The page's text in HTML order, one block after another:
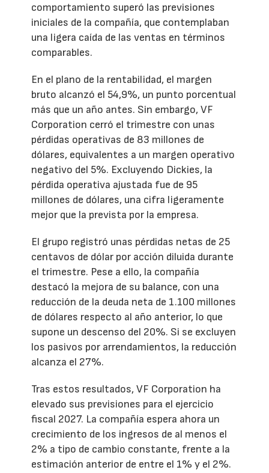
comportamiento superó las previsiones
iniciales de la compañía, que contemplaban
una ligera caída de las ventas en términos
comparables.
En el plano de la rentabilidad, el margen
bruto alcanzó el 54,9%, un punto porcentual
más que un año antes. Sin embargo, VF
Corporation cerró el trimestre con unas
pérdidas operativas de 83 millones de
dólares, equivalentes a un margen operativo
negativo del 5%. Excluyendo Dickies, la
pérdida operativa ajustada fue de 95
millones de dólares, una cifra ligeramente
mejor que la prevista por la empresa.
El grupo registró unas pérdidas netas de 25
centavos de dólar por acción diluida durante
el trimestre. Pese a ello, la compañía
destacó la mejora de su balance, con una
reducción de la deuda neta de 1.100 millones
de dólares respecto al año anterior, lo que
supone un descenso del 20%. Si se excluyen
los pasivos por arrendamientos, la reducción
alcanza el 27%.
Tras estos resultados, VF Corporation ha
elevado sus previsiones para el ejercicio
fiscal 2027. La compañía espera ahora un
crecimiento de los ingresos de al menos el
2% a tipo de cambio constante, frente a la
estimación anterior de entre el 1% y el 2%.